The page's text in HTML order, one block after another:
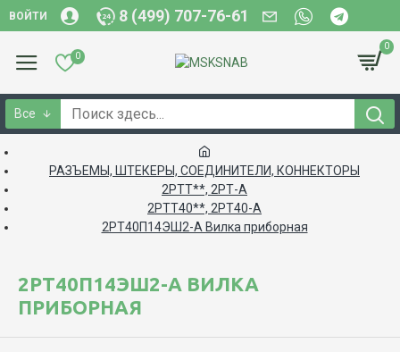
ВОЙТИ 8 (499) 707-76-61
0
0
Все
РАЗЪЕМЫ, ШТЕКЕРЫ, СОЕДИНИТЕЛИ, КОННЕКТОРЫ
2РТТ**, 2РТ-А
2РТТ40**, 2РТ40-А
2РТ40П14ЭШ2-А Вилка приборная
2РТ40П14ЭШ2-А ВИЛКА
ПРИБОРНАЯ